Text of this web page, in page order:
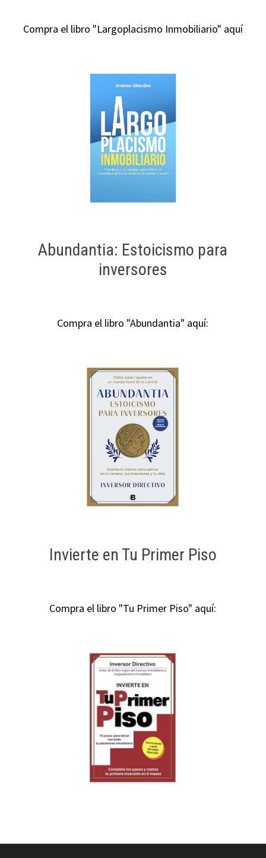
Compra el libro "Largoplacismo Inmobiliario" aquí
Abundantia: Estoicismo para
inversores
Compra el libro "Abundantia" aquí:
Invierte en Tu Primer Piso
Compra el libro "Tu Primer Piso" aquí: